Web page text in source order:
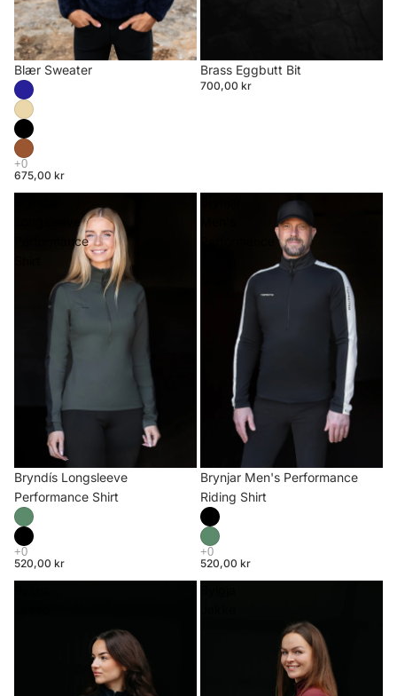
Blær Sweater
675,00 kr
Brass Eggbutt Bit
700,00 kr
Longsleeve
Performance
Bryndís Longsleeve
Performance Shirt
520,00 kr
Brynjar Men's Performance
Riding Shirt
520,00 kr